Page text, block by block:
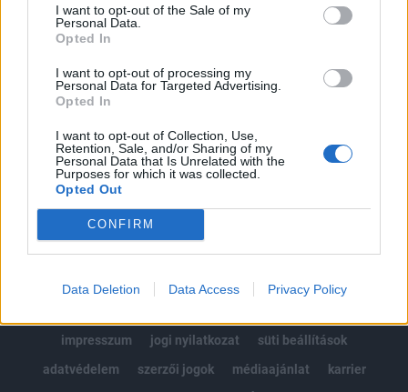
I want to opt-out of the Sale of my
Personal Data.
Opted In
I want to opt-out of processing my
Personal Data for Targeted Advertising.
Opted In
I want to opt-out of Collection, Use,
Retention, Sale, and/or Sharing of my
Personal Data that Is Unrelated with the
Purposes for which it was collected.
Opted Out
CONFIRM
Data Deletion Data Access Privacy Policy
Portfolio.hu teljes cikkarchívum
Kötéslisták: BÉT elmúlt 2 év napon belüli
MÁR ELŐFIZETŐNK VAGY?BEJELENTKEZÉS
impresszum
jogi nyilatkozat
süti beállítások
adatvédelem
szerzői jogok médiaajánlat
karrier